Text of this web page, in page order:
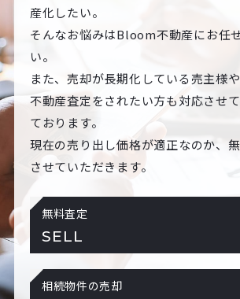
産化したい。
そんなお悩みはBloom不動産にお任
い。
また、売却が長期化している売主様
不動産査定をされたい方も対応させ
ております。
現在の売り出し価格が適正なのか、
させていただきます。
無料査定
SELL
相続物件の売却